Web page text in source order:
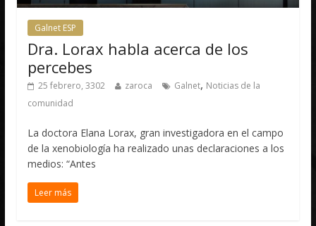
Galnet ESP
Dra. Lorax habla acerca de los
percebes
25 febrero, 3302 zaroca Galnet, Noticias de la
comunidad
La doctora Elana Lorax, gran investigadora en el campo
de la xenobiología ha realizado unas declaraciones a los
medios: “Antes
Leer más